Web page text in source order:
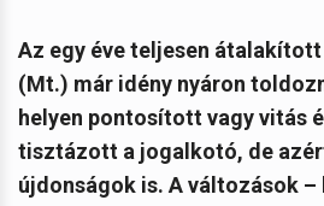
Az egy éve teljesen
(Mt.) már idény nyáron
helyen pontosított vagy vitás
tisztázott a jogalkotó, de
újdonságok is. A változások